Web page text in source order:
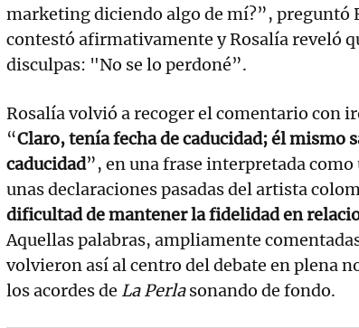
marketing diciendo algo de mí?”, preguntó
contestó afirmativamente y Rosalía reveló
disculpas: "No se lo perdoné”.
Rosalía volvió a recoger el comentario con
“Claro, tenía fecha de caducidad; él mismo
caducidad”, en una frase interpretada como
unas declaraciones pasadas del artista
dificultad de mantener la fidelidad en
Aquellas palabras, ampliamente
volvieron así al centro del debate en plena
los acordes de La Perlasonando de fondo.